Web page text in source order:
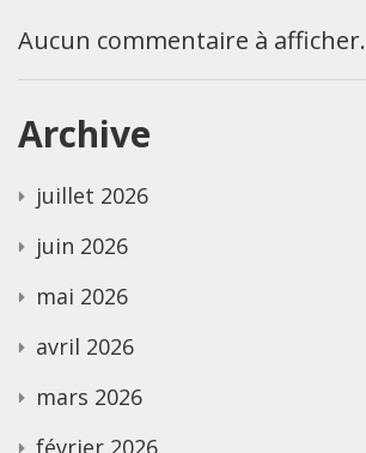
Aucun commentaire à afficher.
Archive
juillet 2026
juin 2026
mai 2026
avril 2026
mars 2026
février 2026